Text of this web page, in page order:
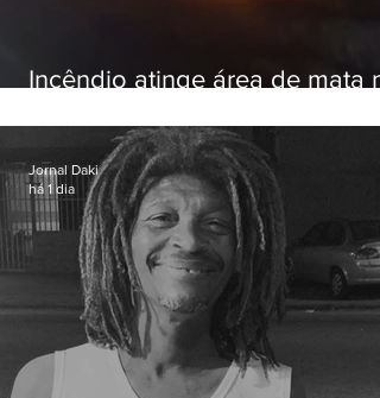
Incêndio atinge área de mata
Iguaçu
Jornal Daki
há 1 dia